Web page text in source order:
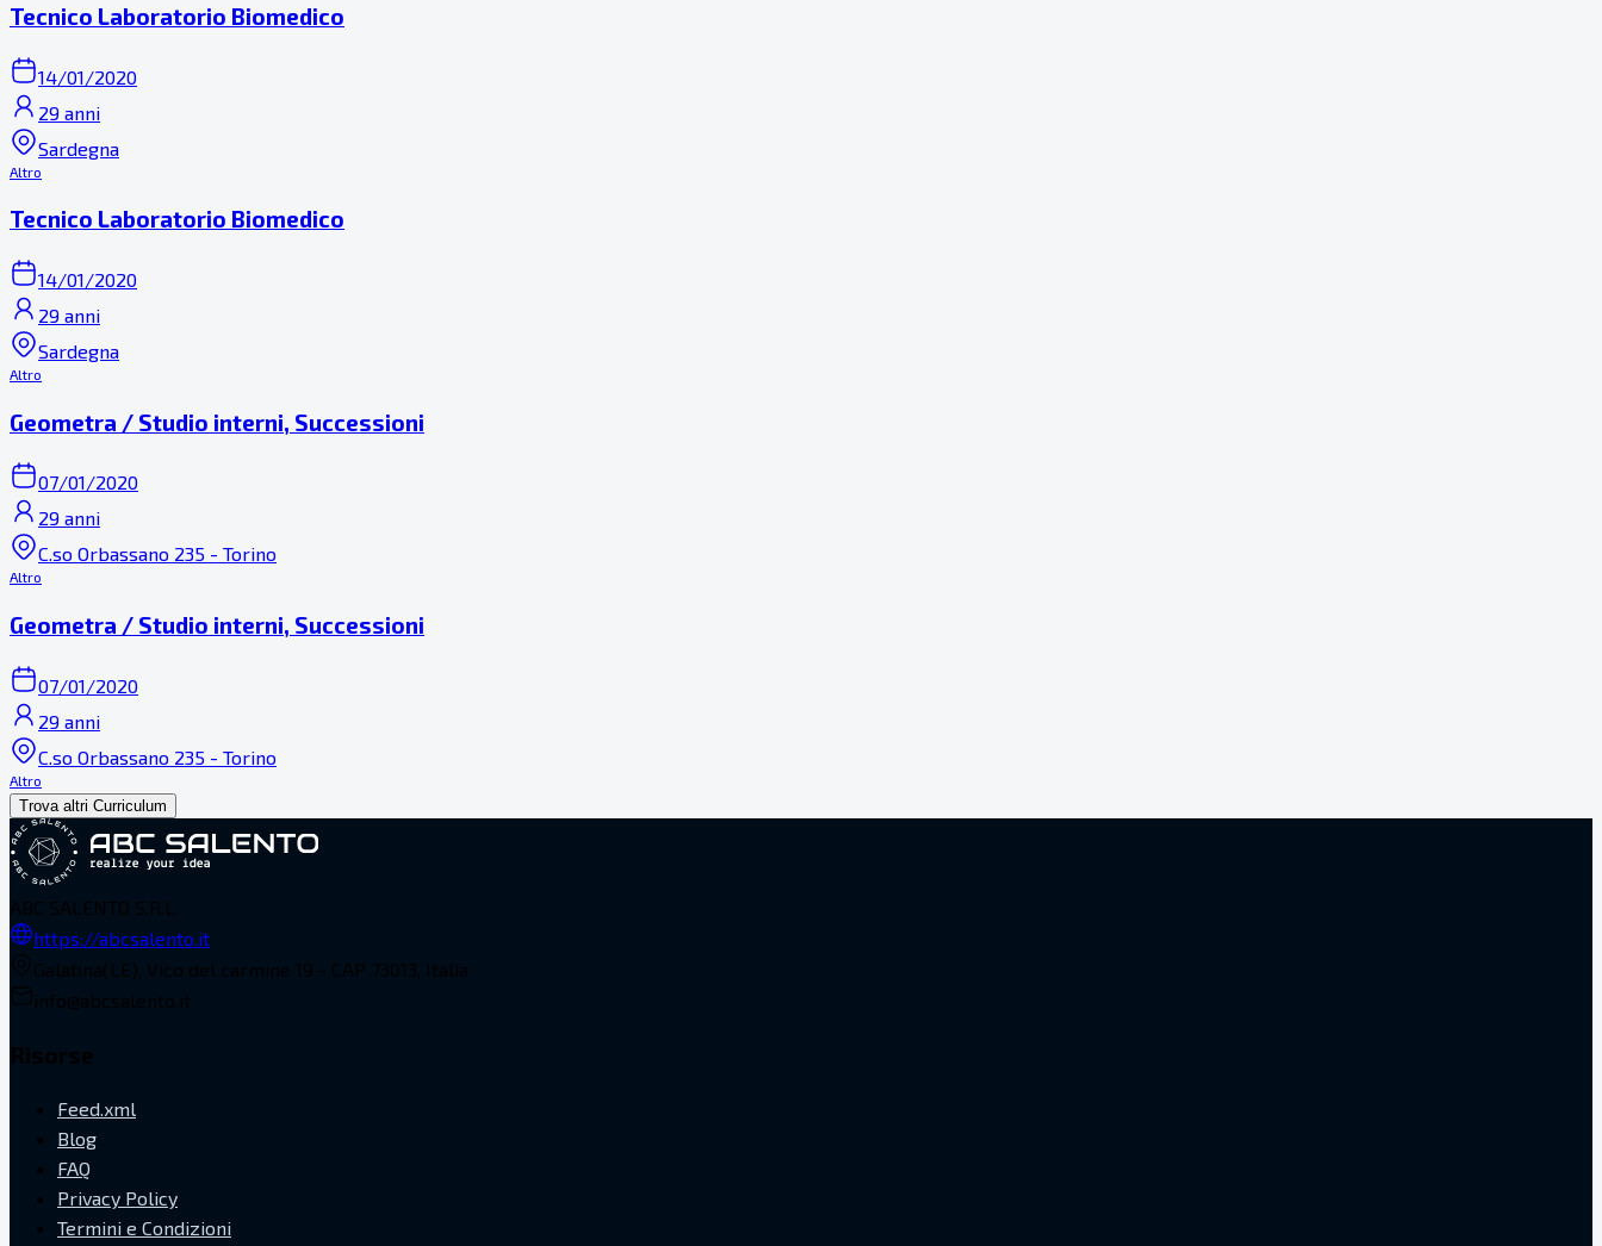
Tecnico Laboratorio Biomedico
14/01/2020
29 anni
Sardegna
Altro
Tecnico Laboratorio Biomedico
14/01/2020
29 anni
Sardegna
Altro
Geometra / Studio interni, Successioni
07/01/2020
29 anni
C.so Orbassano 235 - Torino
Altro
Geometra / Studio interni, Successioni
07/01/2020
29 anni
C.so Orbassano 235 - Torino
Altro
Trova altri Curriculum
https://abcsalento.it
Feed.xml
Blog
FAQ
Privacy Policy
Termini e Condizioni